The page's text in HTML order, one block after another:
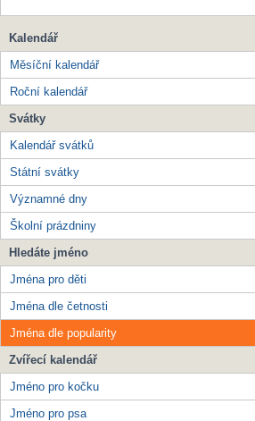
Kalendář
Měsíční kalendář
Roční kalendář
Svátky
Kalendář svátků
Státní svátky
Významné dny
Školní prázdniny
Hledáte jméno
Jména pro děti
Jména dle četnosti
Jména dle popularity
Zvířecí kalendář
Jméno pro kočku
Jméno pro psa